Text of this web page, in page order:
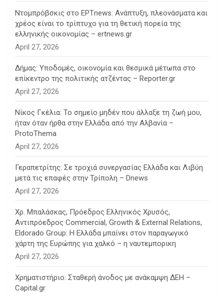
Ντομπρόβσκις στο ΕΡΤnews: Ανάπτυξη, πλεονάσματα και
χρέος είναι το τρίπτυχο για τη θετική πορεία της
ελληνικής οικονομίας – ertnews.gr
April 27, 2026
Δήμας: Υποδομές, οικονομία και θεσμικά μέτωπα στο
επίκεντρο της πολιτικής ατζέντας – Reporter.gr
April 27, 2026
Νίκος Γκέλια: Το σημείο μηδέν που άλλαξε τη ζωή μου,
ήταν όταν ήρθα στην Ελλάδα από την Αλβανία –
ProtoThema
April 27, 2026
Γεραπετρίτης: Σε τροχιά συνεργασίας Ελλάδα και Λιβύη
μετά τις επαφές στην Τρίπολη – Dnews
April 27, 2026
Χρ. Μπαλάσκας, Πρόεδρος Ελληνικός Χρυσός,
Αντιπρόεδρος Commercial, Growth & External Relations,
Eldorado Group: Η Ελλάδα μπαίνει στον παραγωγικό
χάρτη της Ευρώπης για χαλκό – η ναυτεμπορικη
April 27, 2026
Χρηματιστήριο: Σταθερή άνοδος με ανάκαμψη ΔΕΗ –
Capital.gr